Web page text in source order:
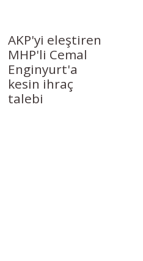
AKP'yi eleştiren
MHP'li Cemal
Enginyurt'a
kesin ihraç
talebi